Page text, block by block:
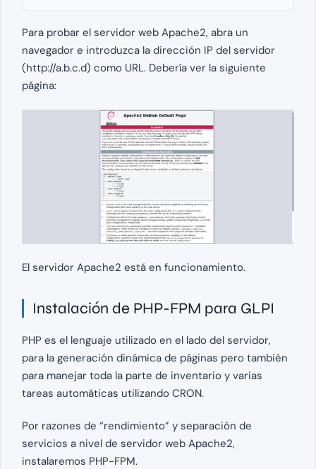
Para probar el servidor web Apache2, abra un
navegador e introduzca la dirección IP del servidor
(http://a.b.c.d) como URL. Debería ver la siguiente
página:
El servidor Apache2 está en funcionamiento.
Instalación de PHP-FPM para GLPI
PHP es el lenguaje utilizado en el lado del servidor,
para la generación dinámica de páginas pero también
para manejar toda la parte de inventario y varias
tareas automáticas utilizando CRON.
Por razones de “rendimiento” y separación de
servicios a nivel de servidor web Apache2,
instalaremos PHP-FPM.